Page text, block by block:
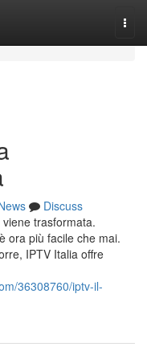
Discuss
trasformata.
ora più facile che mai.
IPTV Italia offre
36308760/iptv-il-